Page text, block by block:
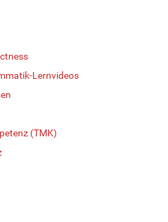
Lernvideos
(TMK)